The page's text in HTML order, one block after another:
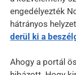
engedélyezték
hátrányos
derül ki a
Ahogy a portál